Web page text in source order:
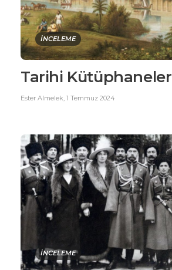
İNCELEME
Tarihi Kütüphaneler
Ester Almelek, 1 Temmuz 2024
İNCELEME